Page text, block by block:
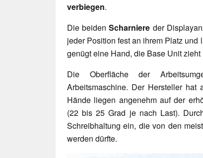
verbiegen.
Die beidenScharniere der
jeder Position fest an ihrem Platz
genügt eine Hand, die Base Unit
Die Oberfläche der
Arbeitsmaschine. Der Hersteller hat
Hände liegen angenehm auf der
(22 bis 25 Grad je nach Last).
Schreibhaltung ein, die von den
werden dürfte.